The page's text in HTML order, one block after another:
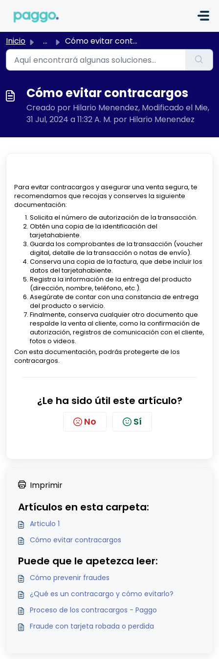
Inicio ... Cómo evitar contracargos
Cómo evitar contracargos
Creado por Hilario Menendez, Modificado el Mie,
31 Jul, 2024 a 11:32 A. M. por Hilario Menendez
Para evitar contracargos y asegurar una venta segura, te
recomendamos que recojas y conserves la siguiente
documentación:
Solicita el número de autorización de la transacción.
Obtén una copia de la identificación del
tarjetahabiente.
Guarda los comprobantes de la transacción (voucher
digital, detalle de la transacción o notas de envío).
Conserva una copia de la factura, que debe incluir los
datos del tarjetahabiente.
Registra la información de la entrega del producto
(dirección, nombre, teléfono, etc.).
Asegúrate de contar con una constancia de entrega
del producto o servicio.
Finalmente, conserva cualquier otro documento que
respalde la venta al cliente, como la confirmación de
autorización, registros de comunicación con el cliente,
fotos o videos.
Con esta documentación, podrás protegerte de los
contracargos.
¿Le ha sido útil este artículo?
No Sí
Imprimir
Artículos en esta carpeta:
Articulo 1
Cómo evitar contracargos
Puede que le apetezca leer:
Cómo prevenir fraudes
¿Qué es un contracargo y cómo evitarlo?
Proceso de los contracargos - Paggo
Fraude con tarjeta robada o perdida